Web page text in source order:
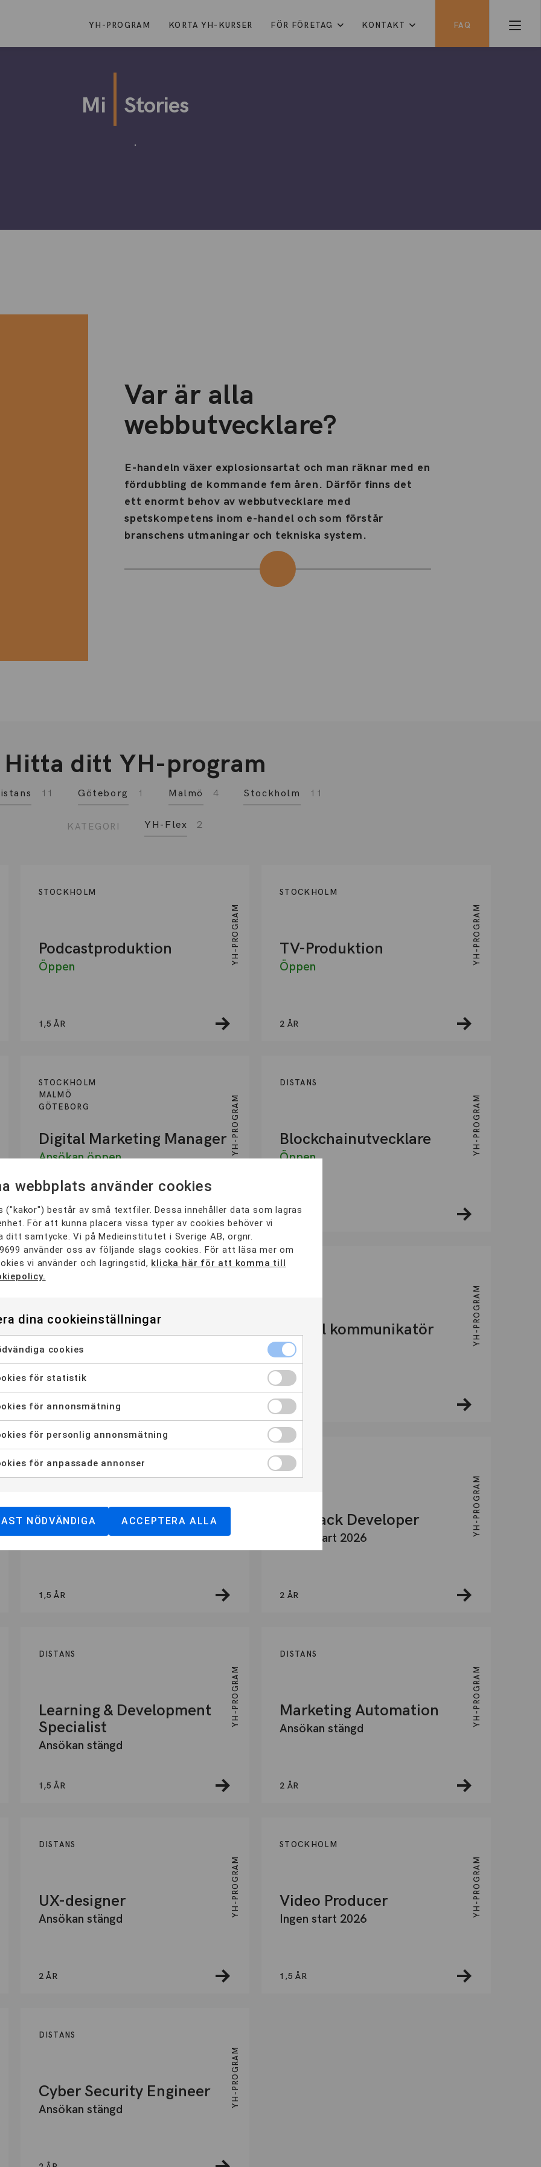
FAQ
YH-PROGRAM KORTA YH-KURSER FÖR FÖRETAG KONTAKT
Mi Stories
.
Var är alla
webbutvecklare?
E-handeln växer explosionsartat och man räknar med en
fördubbling de kommande fem åren. Därför finns det
ett enormt behov av webbutvecklare med
spetskompetens inom e-handel och som förstår
branschens utmaningar och tekniska system.
Hitta ditt YH-program
11 Göteborg 1 Malmö 4 Stockholm 11
KATEGORI YH-Flex 2
STOCKHOLM
Podcastproduktion
Öppen
YH-PROGRAM
1,5 ÅR
STOCKHOLM
TV-Produktion
Öppen
YH-PROGRAM
2 ÅR
STOCKHOLM
MALMÖ
GÖTEBORG
Digital Marketing Manager
Ansökan öppen
YH-PROGRAM
1,5 ÅR
DISTANS
Blockchainutvecklare
Öppen
YH-PROGRAM
2 ÅR
STOCKHOLM
Management inom hotell
och besöksnäringen
Öppen
1,5 ÅR
Digital kommunikatör YH-PROGRAM
2 ÅR
STOCKHOLM
DISTANS
Marknadskoordinator
Öppnar HT 2026
1,5 ÅR
DISTANS
Fullstack Developer
Ingen start 2026
YH-PROGRAM
2 ÅR
DISTANS
Learning & Development
Specialist
Ansökan stängd
YH-PROGRAM
1,5 ÅR
DISTANS
Marketing Automation
Ansökan stängd
YH-PROGRAM
2 ÅR
DISTANS
UX-designer
Ansökan stängd
YH-PROGRAM
2 ÅR
STOCKHOLM
Video Producer
Ingen start 2026
YH-PROGRAM
1,5 ÅR
DISTANS
Cyber Security Engineer
Ansökan stängd
YH-PROGRAM
webbplats använder cookies
("kakor") består av små textfiler. Dessa innehåller data som lagras
För att kunna placera vissa typer av cookies behöver vi
ditt samtycke. Vi på Medieinstitutet i Sverige AB, orgnr.
använder oss av följande slags cookies. För att läsa mer om
vi använder och lagringstid, klicka här för att komma till
dina cookieinställningar
cookies
för statistik
för annonsmätning
för personlig annonsmätning
för anpassade annonser
NÖDVÄNDIGA ACCEPTERA ALLA